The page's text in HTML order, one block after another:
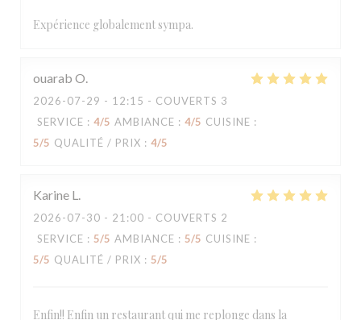
Expérience globalement sympa.
ouarab O
2026-07-29 - 12:15 - COUVERTS 3
SERVICE : 4/5 AMBIANCE : 4/5 CUISINE :
5/5 QUALITÉ / PRIX : 4/5
Karine L
2026-07-30 - 21:00 - COUVERTS 2
SERVICE : 5/5 AMBIANCE : 5/5 CUISINE :
5/5 QUALITÉ / PRIX : 5/5
Enfin!! Enfin un restaurant qui me replonge dans la